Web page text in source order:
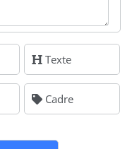
Texte
Cadre